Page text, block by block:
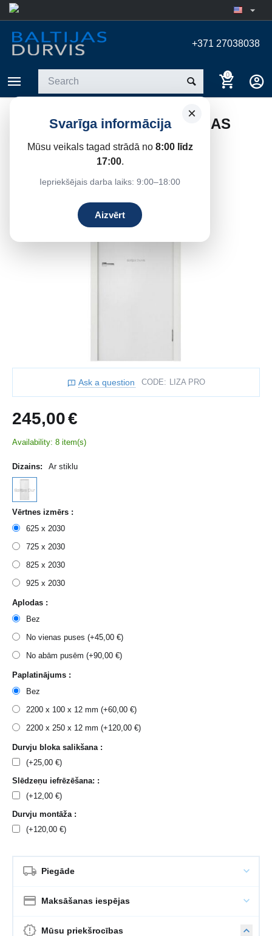
+371 27038038
0
×
Svarīga informācija
Mūsu veikals tagad strādā no 8:00 līdz
17:00.
Iepriekšējais darba laiks: 9:00–18:00
Aizvērt
IEKŠDURVIS LIZA PRO PILNAS
Home / Interior doors Painted white doors
Ask a question CODE: LIZA PRO
245,00€
Availability: 8 item(s)
Dizains: Ar stiklu
Vērtnes izmērs :
625 x 2030
725 x 2030
825 x 2030
925 x 2030
Aplodas :
Bez
No vienas puses (+45,00 €)
No abām pusēm (+90,00 €)
Paplatinājums :
Bez
2200 x 100 x 12 mm (+60,00 €)
2200 x 250 x 12 mm (+120,00 €)
Durvju bloka salikšana :
(+25,00 €)
Slēdzeņu iefrēzēšana: :
(+12,00 €)
Durvju montāža :
(+120,00 €)
Piegāde
Maksāšanas iespējas
Mūsu priekšrocības